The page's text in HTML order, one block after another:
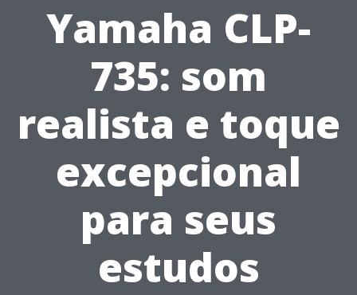
Yamaha CLP-
735: som
realista e toque
excepcional
para seus
estudos